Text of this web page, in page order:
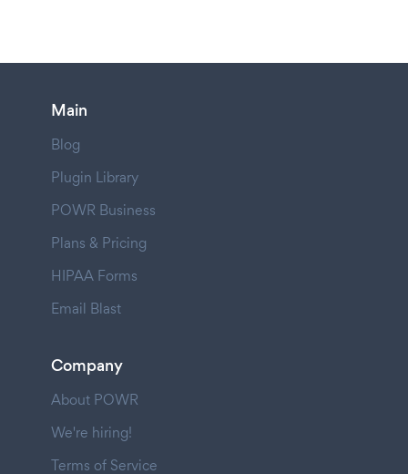
Main
Blog
Plugin Library
POWR Business
Plans & Pricing
HIPAA Forms
Email Blast
Company
About POWR
We're hiring!
Terms of Service